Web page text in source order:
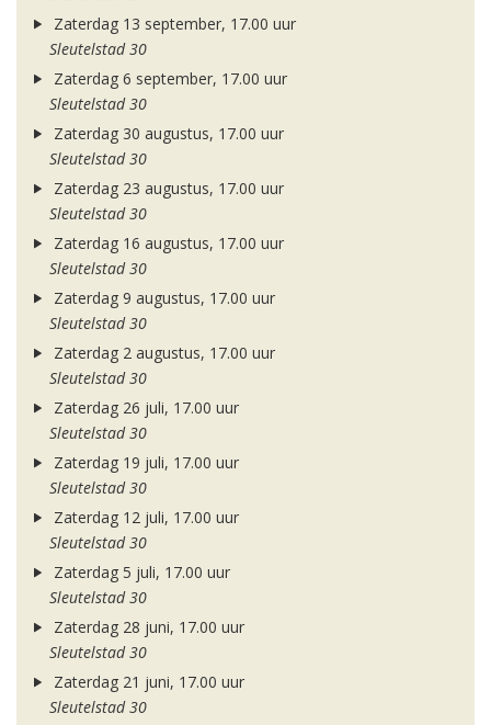
Zaterdag 13 september, 17.00 uur
Sleutelstad 30
Zaterdag 6 september, 17.00 uur
Sleutelstad 30
Zaterdag 30 augustus, 17.00 uur
Sleutelstad 30
Zaterdag 23 augustus, 17.00 uur
Sleutelstad 30
Zaterdag 16 augustus, 17.00 uur
Sleutelstad 30
Zaterdag 9 augustus, 17.00 uur
Sleutelstad 30
Zaterdag 2 augustus, 17.00 uur
Sleutelstad 30
Zaterdag 26 juli, 17.00 uur
Sleutelstad 30
Zaterdag 19 juli, 17.00 uur
Sleutelstad 30
Zaterdag 12 juli, 17.00 uur
Sleutelstad 30
Zaterdag 5 juli, 17.00 uur
Sleutelstad 30
Zaterdag 28 juni, 17.00 uur
Sleutelstad 30
Zaterdag 21 juni, 17.00 uur
Sleutelstad 30